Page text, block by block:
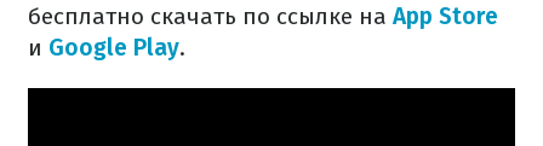
бесплатно скачать по ссылке на App Store
и Google Play.